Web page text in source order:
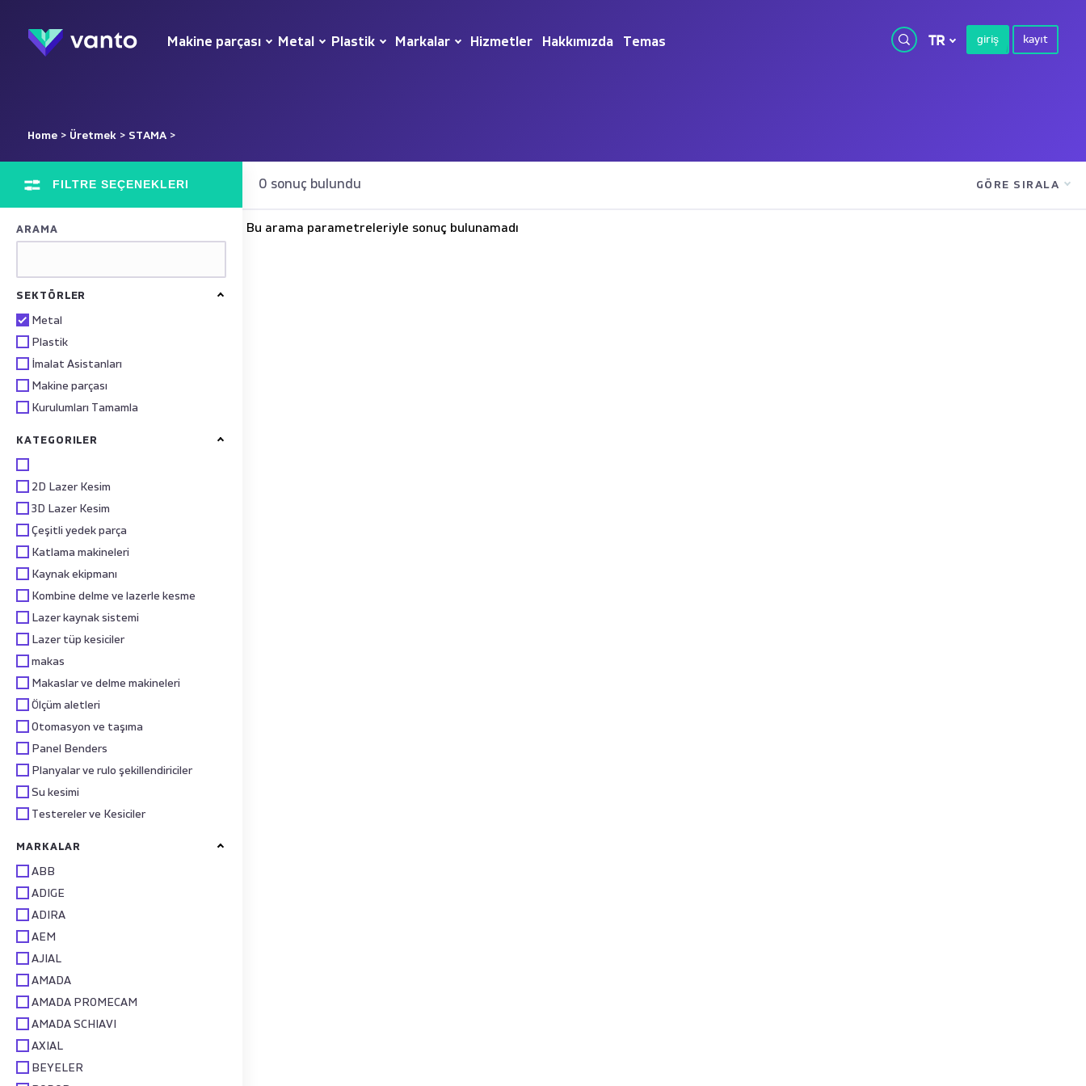
Makine parçası Metal Plastik Markalar Hizmetler Hakkımızda Temas TR giriş kayıt
Home > Üretmek > STAMA >
FILTRE SEÇENEKLERI
ARAMA
SEKTÖRLER
Metal
Plastik
İmalat Asistanları
Makine parçası
Kurulumları Tamamla
KATEGORILER
2D Lazer Kesim
3D Lazer Kesim
Çeşitli yedek parça
Katlama makineleri
Kaynak ekipmanı
Kombine delme ve lazerle kesme
Lazer kaynak sistemi
Lazer tüp kesiciler
makas
Makaslar ve delme makineleri
Ölçüm aletleri
Otomasyon ve taşıma
Panel Benders
Planyalar ve rulo şekillendiriciler
Su kesimi
Testereler ve Kesiciler
MARKALAR
ABB
ADIGE
ADIRA
AEM
AJIAL
AMADA
AMADA PROMECAM
AMADA SCHIAVI
AXIAL
BEYELER
0 sonuç bulundu GÖRE SIRALA
Bu arama parametreleriyle sonuç bulunamadı